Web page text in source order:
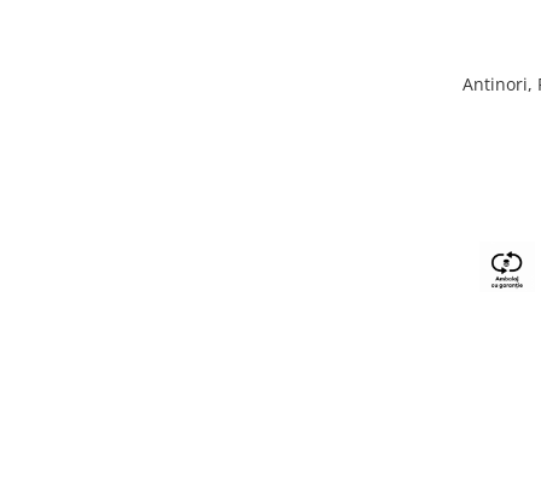
Antinori,